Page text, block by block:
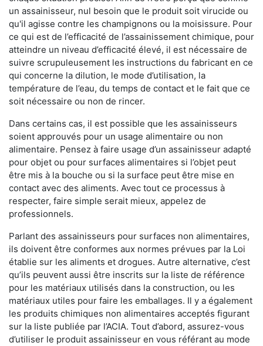
un assainisseur, nul besoin que le produit soit virucide ou
qu'il agisse contre les champignons ou la moisissure. Pour
ce qui est de l’efficacité de l’assainissement chimique, pour
atteindre un niveau d’efficacité élevé, il est nécessaire de
suivre scrupuleusement les instructions du fabricant en ce
qui concerne la dilution, le mode d’utilisation, la
température de l’eau, du temps de contact et le fait que ce
soit nécessaire ou non de rincer.
Dans certains cas, il est possible que les assainisseurs
soient approuvés pour un usage alimentaire ou non
alimentaire. Pensez à faire usage d’un assainisseur adapté
pour objet ou pour surfaces alimentaires si l’objet peut
être mis à la bouche ou si la surface peut être mise en
contact avec des aliments. Avec tout ce processus à
respecter, faire simple serait mieux, appelez de
professionnels.
Parlant des assainisseurs pour surfaces non alimentaires,
ils doivent être conformes aux normes prévues par la Loi
établie sur les aliments et drogues. Autre alternative, c’est
qu’ils peuvent aussi être inscrits sur la liste de référence
pour les matériaux utilisés dans la construction, ou les
matériaux utiles pour faire les emballages. Il y a également
les produits chimiques non alimentaires acceptés figurant
sur la liste publiée par l’ACIA. Tout d’abord, assurez-vous
d’utiliser le produit assainisseur en vous référant au mode